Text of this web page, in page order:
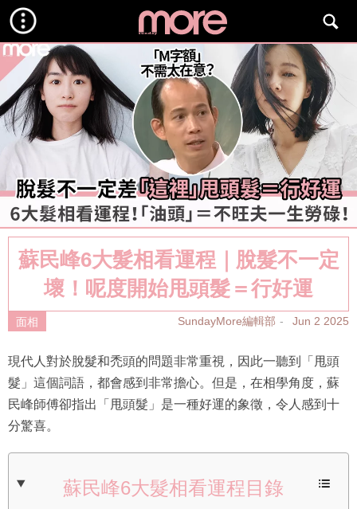
蘇民峰6大髮相看運程｜脫髮不一定
壞！呢度開始甩頭髮＝行好運
面相 SundayMore編輯部 Jun 2 2025
現代人對於脫髮和禿頭的問題非常重視，因此一聽到「甩頭
髮」這個詞語，都會感到非常擔心。但是，在相學角度，蘇
民峰師傅卻指出「甩頭髮」是一種好運的象徵，令人感到十
分驚喜。
蘇民峰6大髮相看運程目錄